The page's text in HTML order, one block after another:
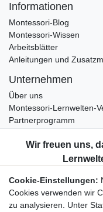
Informationen
Montessori-Blog
Montessori-Wissen
Arbeitsblätter
Anleitungen und
Unternehmen
Über uns
Montessori-Lernwelten-
Partnerprogramm
Bestellung widerrufen
Datenschutzerklärung
AGB
Impressum
Cookie-Einstellungen:
Cookies verwenden wir
zu analysieren. Unter